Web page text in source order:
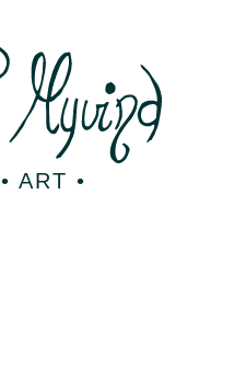
• ART •